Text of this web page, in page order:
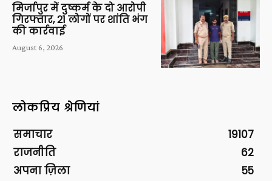
मिर्जापुर में दुष्कर्म के दो आरोपी
गिरफ्तार, 21 लोगों पर शांति भंग
की कार्रवाई
August 6, 2026
लोकप्रिय श्रेणियां
समाचार
19107
राजनीति
62
अपना ज़िला
55